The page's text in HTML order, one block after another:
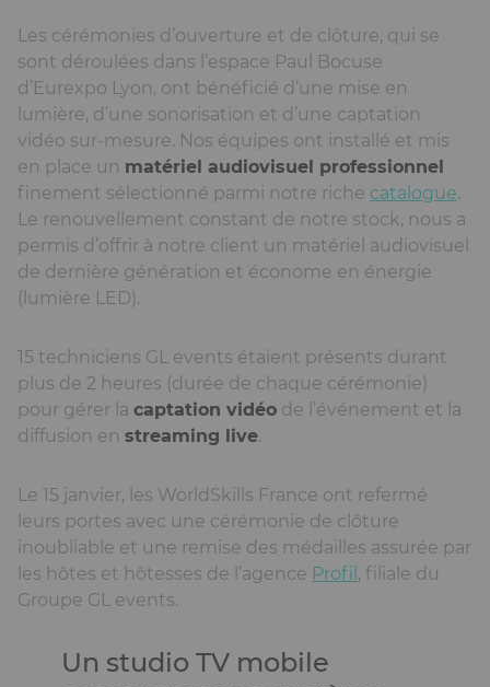
Les cérémonies d’ouverture et de clôture, qui se
sont déroulées dans l’espace Paul Bocuse
d’Eurexpo Lyon, ont bénéficié d’une mise en
lumière, d’une sonorisation et d’une captation
vidéo sur-mesure. Nos équipes ont installé et mis
en place un matériel audiovisuel professionnel
finement sélectionné parmi notre riche catalogue.
Le renouvellement constant de notre stock, nous a
permis d’offrir à notre client un matériel audiovisuel
de dernière génération et économe en énergie
(lumière LED).
15 techniciens GL events étaient présents durant
plus de 2 heures (durée de chaque cérémonie)
pour gérer la captation vidéo de l’événement et la
diffusion en streaming live.
Le 15 janvier, les WorldSkills France ont refermé
leurs portes avec une cérémonie de clôture
inoubliable et une remise des médailles assurée par
les hôtes et hôtesses de l’agence Profil , filiale du
Groupe GL events.
Un studio TV mobile